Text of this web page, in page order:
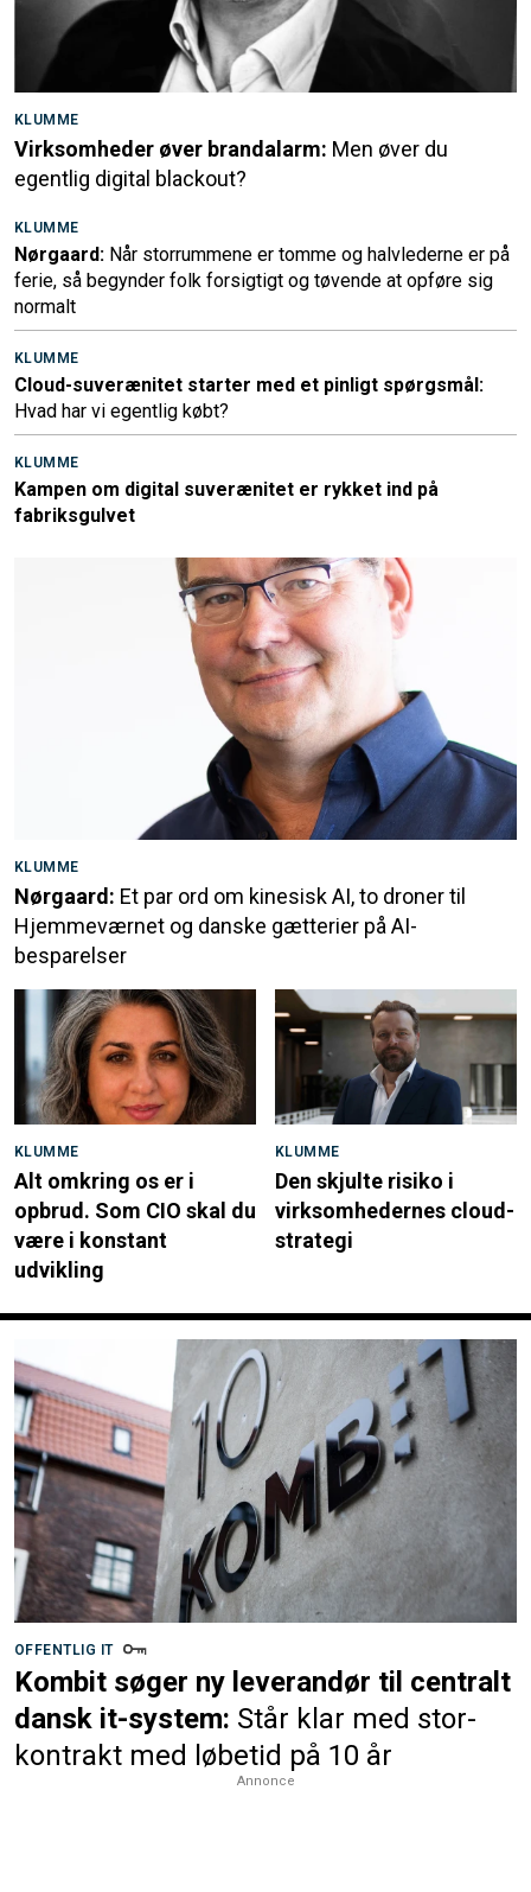
KLUMME
Virksomheder øver brandalarm: Men øver du
egentlig digital blackout?
KLUMME
Nørgaard: Når storrummene er tomme og halvlederne er på
ferie, så begynder folk forsigtigt og tøvende at opføre sig
normalt
KLUMME
Cloud-suverænitet starter med et pinligt spørgsmål:
Hvad har vi egentlig købt?
KLUMME
Kampen om digital suverænitet er rykket ind på
fabriksgulvet
KLUMME
Nørgaard: Et par ord om kinesisk AI, to droner til
Hjemmeværnet og danske gætterier på AI-
besparelser
KLUMME
Alt omkring os er i
opbrud. Som CIO skal du
være i konstant
udvikling
KLUMME
Den skjulte risiko i
virksomhedernes cloud-
strategi
OFFENTLIG IT
Kombit søger ny leverandør til centralt
dansk it-system: Står klar med stor-
kontrakt med løbetid på 10 år
Annonce